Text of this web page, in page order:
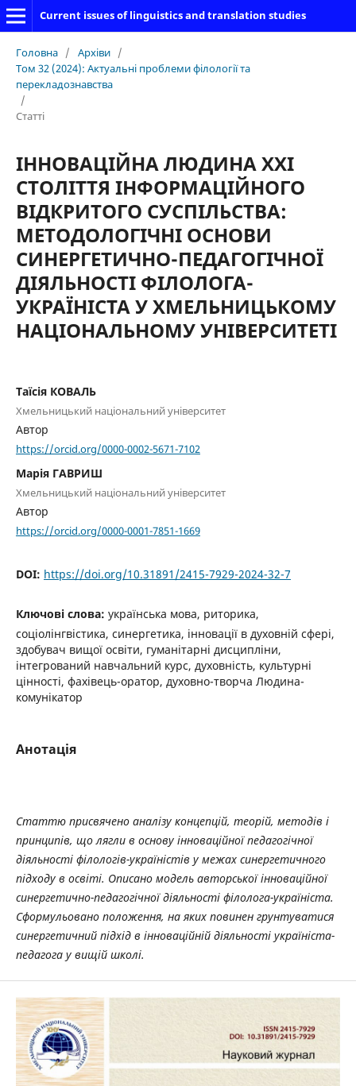
Current issues of linguistics and translation studies
Головна / Архіви /
Том 32 (2024): Актуальні проблеми філології та
перекладознавства
/
Статті
ІННОВАЦІЙНА ЛЮДИНА ХХІ
СТОЛІТТЯ ІНФОРМАЦІЙНОГО
ВІДКРИТОГО СУСПІЛЬСТВА:
МЕТОДОЛОГІЧНІ ОСНОВИ
СИНЕРГЕТИЧНО-ПЕДАГОГІЧНОЇ
ДІЯЛЬНОСТІ ФІЛОЛОГА-
УКРАЇНІСТА У ХМЕЛЬНИЦЬКОМУ
НАЦІОНАЛЬНОМУ УНІВЕРСИТЕТІ
Таїсія КОВАЛЬ
Хмельницький національний університет
Автор
https://orcid.org/0000-0002-5671-7102
Марія ГАВРИШ
Хмельницький національний університет
Автор
https://orcid.org/0000-0001-7851-1669
DOI: https://doi.org/10.31891/2415-7929-2024-32-7
Ключові слова: українська мова, риторика,
соціолінгвістика, синергетика, інновації в духовній сфері,
здобувач вищої освіти, гуманітарні дисципліни,
інтегрований навчальний курс, духовність, культурні
цінності, фахівець-оратор, духовно-творча Людина-
комунікатор
Анотація
Статтю присвячено аналізу концепцій, теорій, методів і
принципів, що лягли в основу інноваційної педагогічної
діяльності філологів-україністів у межах синергетичного
підходу в освіті. Описано модель авторської інноваційної
синергетично-педагогічної діяльності філолога-україніста.
Сформульовано положення, на яких повинен грунтуватися
синергетичний підхід в інноваційній діяльності україніста-
педагога у вищій школі.